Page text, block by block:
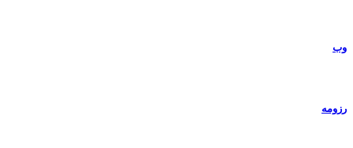
وب
رزومه